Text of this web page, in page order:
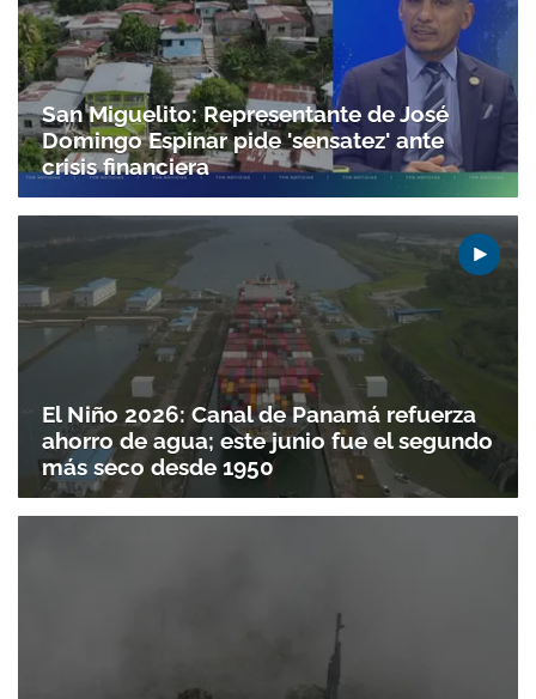
San Miguelito: Representante de José
Domingo Espinar pide 'sensatez' ante
crisis financiera
El Niño 2026: Canal de Panamá refuerza
ahorro de agua; este junio fue el segundo
más seco desde 1950